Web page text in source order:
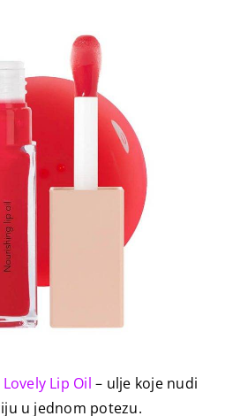
Lip Oil – ulje koje nudi
u jednom potezu.